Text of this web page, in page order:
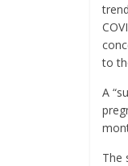
to
A
The